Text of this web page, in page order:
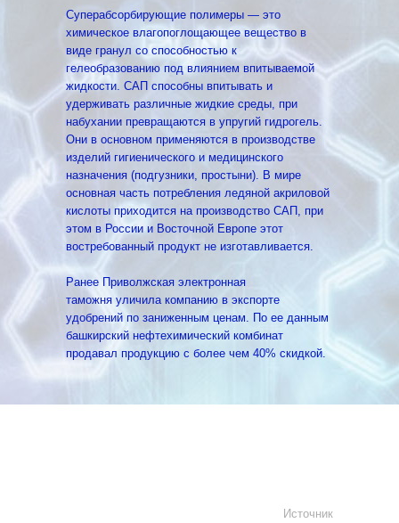
Суперабсорбирующие полимеры — это
химическое влагопоглощающее вещество в
виде гранул со способностью к
гелеобразованию под влиянием впитываемой
жидкости. САП способны впитывать и
удерживать различные жидкие среды, при
набухании превращаются в упругий гидрогель.
Они в основном применяются в производстве
изделий гигиенического и медицинского
назначения (подгузники, простыни). В мире
основная часть потребления ледяной акриловой
кислоты приходится на производство САП, при
этом в России и Восточной Европе этот
востребованный продукт не изготавливается.
Ранее Приволжская электронная
таможня уличила компанию в экспорте
удобрений по заниженным ценам. По ее данным
башкирский нефтехимический комбинат
продавал продукцию с более чем 40% скидкой.
Источник